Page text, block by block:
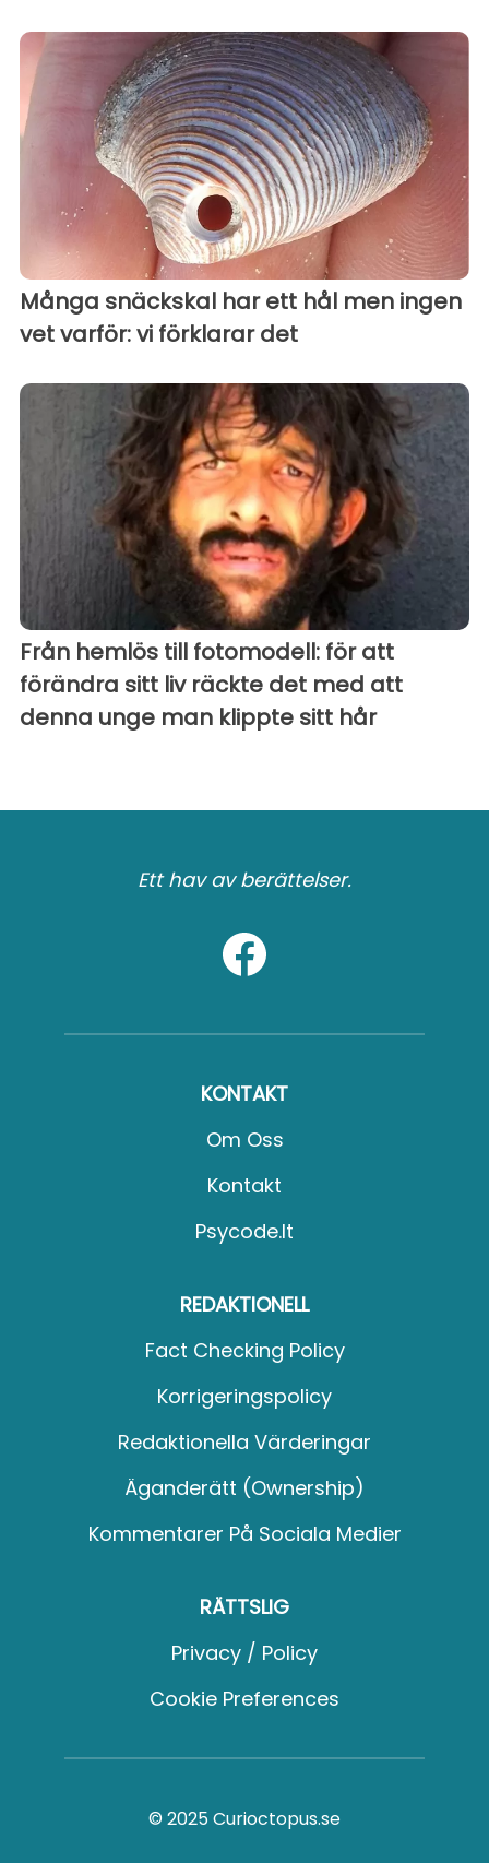
Många snäckskal har ett hål men ingen
vet varför: vi förklarar det
Från hemlös till fotomodell: för att
förändra sitt liv räckte det med att
denna unge man klippte sitt hår
Ett hav av berättelser.
KONTAKT
Om Oss
Kontakt
Psycode.it
REDAKTIONELL
Fact Checking Policy
Korrigeringspolicy
Redaktionella Värderingar
Äganderätt (Ownership)
Kommentarer På Sociala Medier
RÄTTSLIG
Privacy / Policy
Cookie Preferences
© 2025 Curioctopus.se